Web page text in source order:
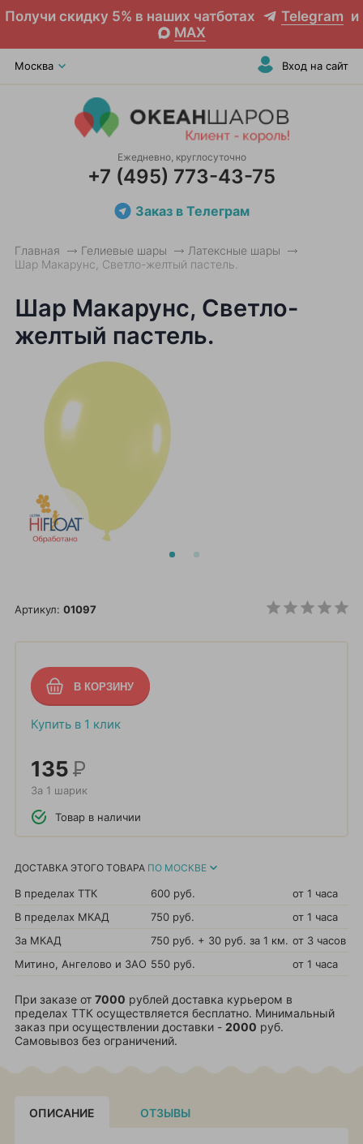
Получи скидку 5% в наших чатботах Telegram и
MAX
Москва Вход на сайт
Ежедневно, круглосуточно
+7 (495) 773-43-75
Заказ в Телеграм
Главная Гелиевые шары
Латексные шары
Шар Макарунс, Светло-желтый пастель.
Шар Макарунс, Светло-
желтый пастель.
Артикул: 01097
Купить в 1 клик
135Р
За 1 шарик
Товар в наличии
ДОСТАВКА ЭТОГО ТОВАРА ПО МОСКВЕ
В пределах ТТК 600 руб.
от 1 часа
В пределах МКАД
750 руб.
от 1 часа
За МКАД
750 руб. + 30 руб. за 1 км. от 3 часов
Митино, Ангелово и ЗАО 550 руб. от 1 часа
При заказе от 7000 рублей доставка курьером в
пределах ТТК осуществляется бесплатно. Минимальный
заказ при осуществлении доставки - 2000 руб.
Самовывоз без ограничений.
ОПИСАНИЕ ОТЗЫВЫ